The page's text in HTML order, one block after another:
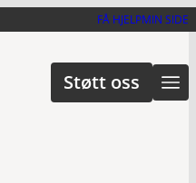
FÅ HJELPMIN SIDE
Støtt oss